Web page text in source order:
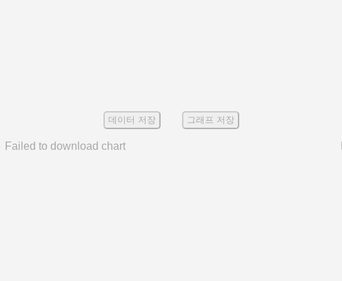
데이터 저장 그래프 저장
Failed to download chart